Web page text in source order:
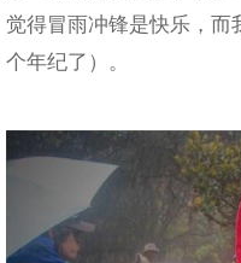
觉得冒雨冲锋是快乐，
个年纪了）。